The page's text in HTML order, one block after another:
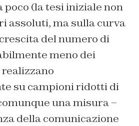
poco (la tesi iniziale non
assoluti, ma sulla curva
del numero di
meno dei
realizzano
su campioni ridotti di
una misura –
della comunicazione